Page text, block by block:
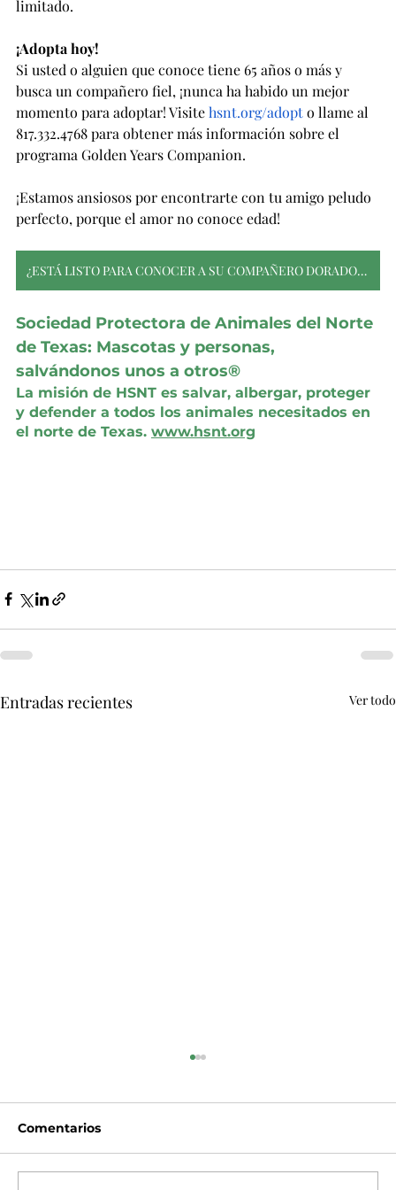
limitado.
¡Adopta hoy!
Si usted o alguien que conoce tiene 65 años o más y
busca un compañero fiel, ¡nunca ha habido un mejor
momento para adoptar! Visite hsnt.org/adopt o llame al
817.332.4768 para obtener más información sobre el
programa Golden Years Companion.
¡Estamos ansiosos por encontrarte con tu amigo peludo
perfecto, porque el amor no conoce edad!
¿ESTÁ LISTO PARA CONOCER A SU COMPAÑERO DORADO? ¡HAZ CLIC AQUÍ PARA VER NUESTRAS MASCOTAS!
Sociedad Protectora de Animales del Norte
de Texas: Mascotas y personas,
salvándonos unos a otros®
La misión de HSNT es salvar, albergar, proteger
y defender a todos los animales necesitados en
el norte de Texas. www.hsnt.org
Entradas recientes Ver todo
Comentarios